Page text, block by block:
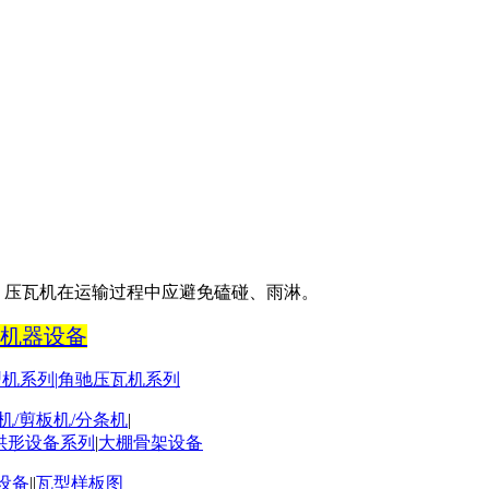
瓦机在运输过程中应避免磕碰、雨淋。
器设备
系列 |角驰压瓦机系列
/剪板机/分条机|
形设备系列 |大棚骨架设备
备||瓦型样板图